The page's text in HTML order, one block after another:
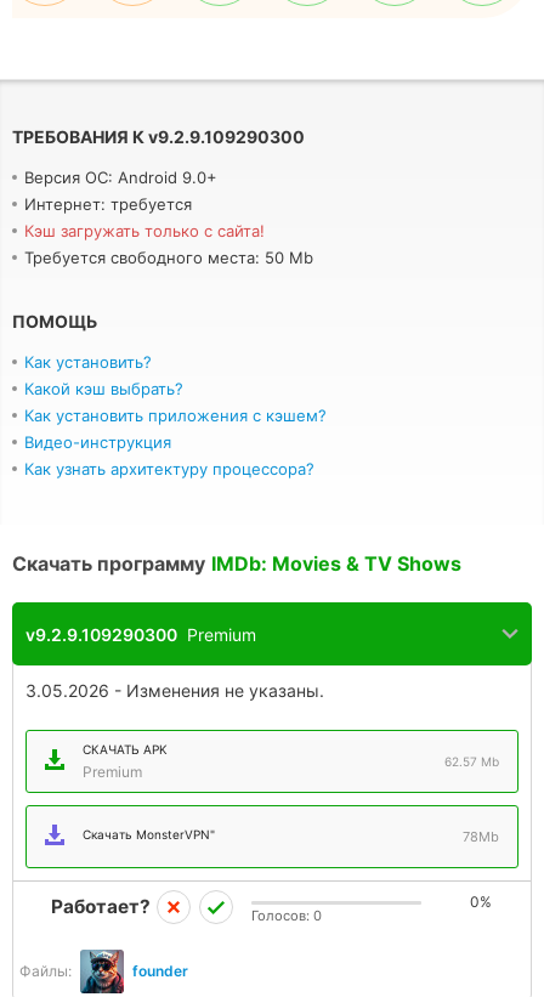
ТРЕБОВАНИЯ К v9.2.9.109290300
Версия ОС: Android 9.0+
Интернет: требуется
Кэш загружать только с сайта!
Требуется свободного места: 50 Mb
ПОМОЩЬ
Как установить?
Какой кэш выбрать?
Как установить приложения с кэшем?
Видео-инструкция
Как узнать архитектуру процессора?
Скачать программу IMDb: Movies & TV Shows
v9.2.9.109290300 Premium
3.05.2026 - Изменения не указаны.
СКАЧАТЬ APK
Premium
62.57 Mb
Скачать MonsterVPN" 78Mb
Файлы: founder
Работает? 0%
Голосов: 0